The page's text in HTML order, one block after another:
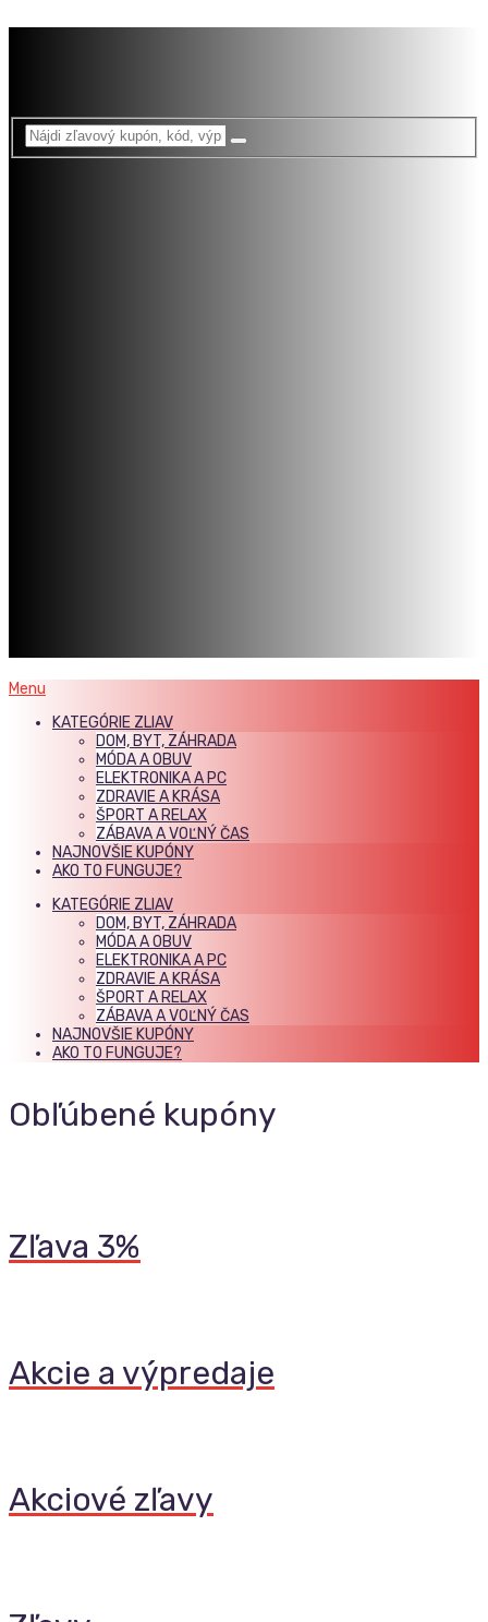
Menu
KATEGÓRIE ZLIAV
DOM, BYT, ZÁHRADA
MÓDA A OBUV
ELEKTRONIKA A PC
ZDRAVIE A KRÁSA
ŠPORT A RELAX
ZÁBAVA A VOĽNÝ ČAS
NAJNOVŠIE KUPÓNY
AKO TO FUNGUJE?
KATEGÓRIE ZLIAV
DOM, BYT, ZÁHRADA
MÓDA A OBUV
ELEKTRONIKA A PC
ZDRAVIE A KRÁSA
ŠPORT A RELAX
ZÁBAVA A VOĽNÝ ČAS
NAJNOVŠIE KUPÓNY
AKO TO FUNGUJE?
Obľúbené kupóny
Zľava 3%
Akcie a výpredaje
Akciové zľavy